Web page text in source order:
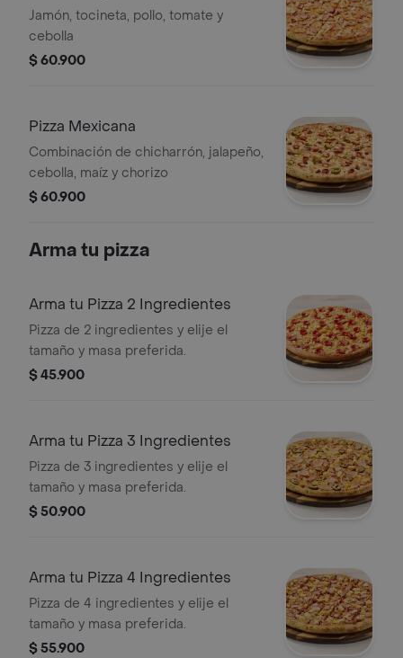
Jamón, tocineta, pollo, tomate y
cebolla
$ 60.900
Pizza Mexicana
Combinación de chicharrón, jalapeño,
cebolla, maíz y chorizo
$ 60.900
Arma tu pizza
Arma tu Pizza 2 Ingredientes
Pizza de 2 ingredientes y elije el
tamaño y masa preferida.
$ 45.900
Arma tu Pizza 3 Ingredientes
Pizza de 3 ingredientes y elije el
tamaño y masa preferida.
$ 50.900
Arma tu Pizza 4 Ingredientes
Pizza de 4 ingredientes y elije el
tamaño y masa preferida.
$ 55.900